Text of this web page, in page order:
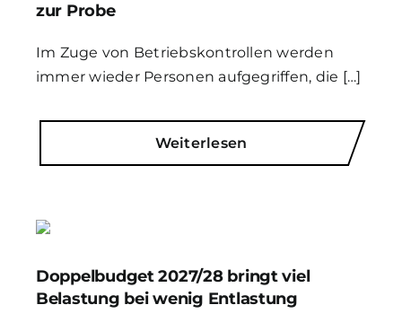
zur Probe
Im Zuge von Betriebskontrollen werden
immer wieder Personen aufgegriffen, die […]
Weiterlesen
Doppelbudget 2027/28 bringt viel
Belastung bei wenig Entlastung